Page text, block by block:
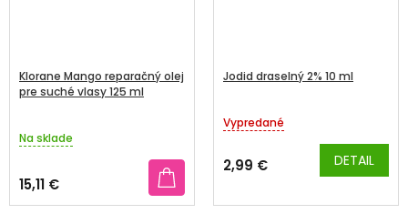
Klorane Mango reparačný olej
pre suché vlasy 125 ml
Na sklade
15,11 €
Jodid draselný 2% 10 ml
Priemerné
produktu
je
Vypredané
2,99 € DETAIL